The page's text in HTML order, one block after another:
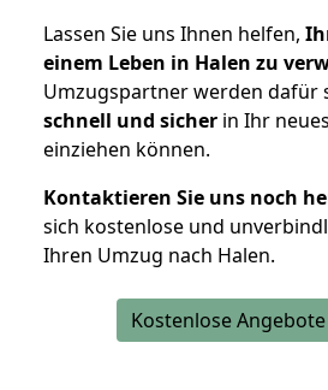
Lassen Sie uns Ihnen helfen,
einem Leben in Halen zu
Umzugspartner werden dafür
schnell und sicher in Ihr
einziehen können.
Kontaktieren Sie uns noch
sich kostenlose und
Ihren Umzug nach Halen.
Kostenlose